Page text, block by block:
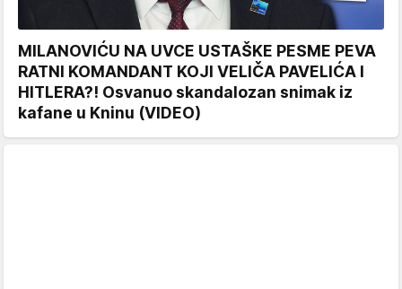
MILANOVIĆU NA UVCE USTAŠKE PESME PEVA
RATNI KOMANDANT KOJI VELIČA PAVELIĆA I
HITLERA?! Osvanuo skandalozan snimak iz
kafane u Kninu (VIDEO)